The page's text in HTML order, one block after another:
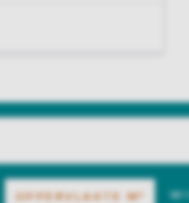
OPPERVLAKTE M²